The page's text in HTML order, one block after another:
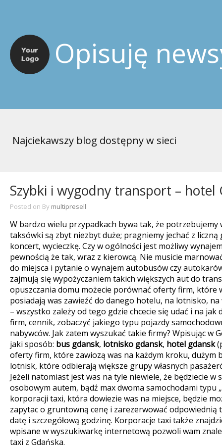
Opisuję
Najciekawszy blog dostępny w sieci
Szybki i wygodny transport – hotel
Posted on By multipresell
W bardzo wielu przypadkach bywa tak, że
taksówki są zbyt niezbyt duże; pragniemy jechać z
koncert, wycieczkę. Czy w ogólności jest możliwy
pewnością że tak, wraz z kierowcą. Nie musicie
do miejsca i pytanie o wynajem autobusów czy
zajmują się wypożyczaniem takich większych aut do
opuszczania domu możecie porównać oferty firm, które
posiadają was zawieźć do danego hotelu, na lotnisko,
– wszystko zależy od tego gdzie chcecie się udać i na
firm, cennik, zobaczyć jakiego typu pojazdy
nabywców. Jak zatem wyszukać takie firmy? Wpisując w
jaki sposób: bus gdansk, lotnisko gdansk, hotel gdansk
oferty firm, które zawiozą was na każdym kroku, dużym
lotnisk, które odbierają większe grupy własnych
Jeżeli natomiast jest was na tyle niewiele, że będziecie w
osobowym autem, bądź max dwoma samochodami typu
korporacji taxi, która dowiezie was na miejsce, będzie
zapytac o gruntowną cenę i zarezerwować odpowiednią
datę i szczegółową godzinę. Korporacje taxi także
wpisane w wyszukiwarkę internetową pozwoli wam
taxi z Gdańska.